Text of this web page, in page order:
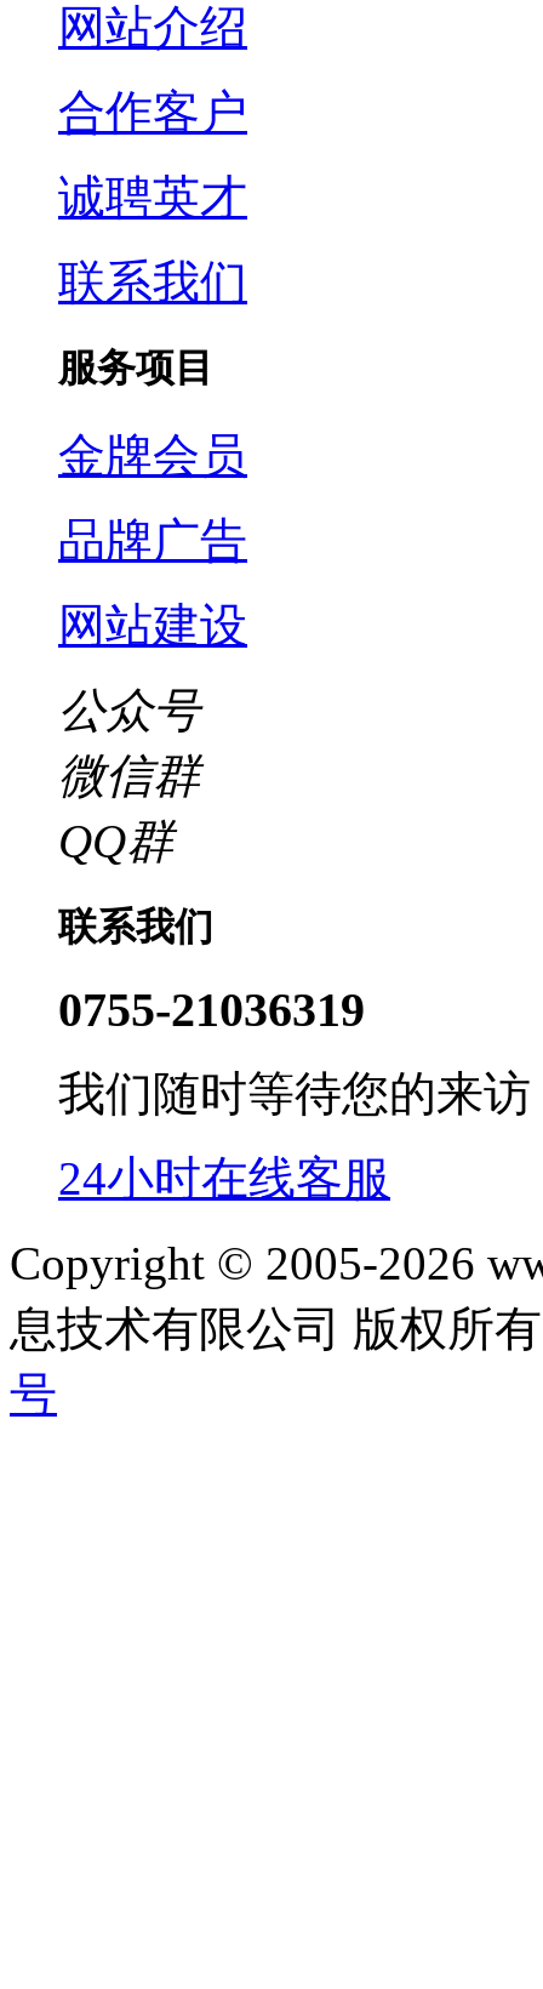
网站介绍
合作客户
诚聘英才
联系我们
服务项目
金牌会员
品牌广告
网站建设
公众号
微信群
QQ群
联系我们
0755-21036319
我们随时等待您的来访
24小时在线客服
Copyright © 2005-2026
息技术有限公司 版权所
号